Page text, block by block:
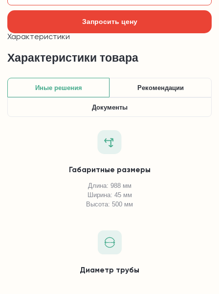
Запросить цену
Характеристики
Характеристики товара
Иные решения Рекомендации
Документы
Габаритные размеры
Длина: 988 мм
Ширина: 45 мм
Высота: 500 мм
Диаметр трубы